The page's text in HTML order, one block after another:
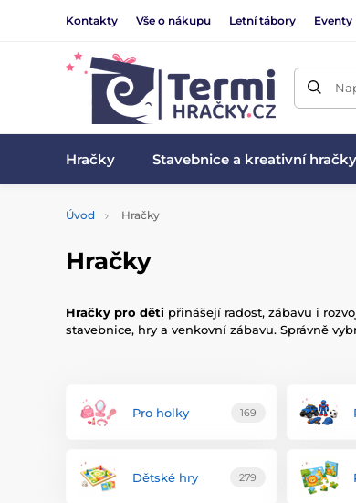
Kontakty Vše o nákupu Letní tábory Eventy
Hračky Stavebnice a kreativní hračky
Úvod Hračky
Hračky
Hračky pro děti přinášejí radost, zábavu i
stavebnice, hry a venkovní zábavu. Správně
Pro holky 169
Dětské hry 279